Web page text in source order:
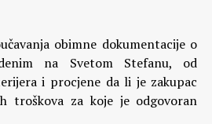
obimne dokumentacije o
na Svetom Stefanu, od
i procjene da li je zakupac
troškova za koje je odgovoran